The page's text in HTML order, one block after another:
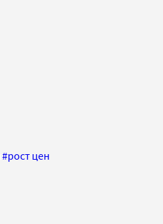
#рост цен